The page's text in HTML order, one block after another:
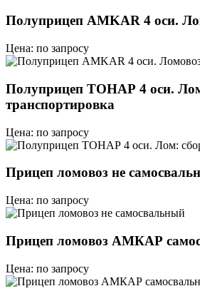
Полуприцеп AMKAR 4 оси.
Цена: по запросу
Полуприцеп ТОНАР 4 оси.
транспортировка
Цена: по запросу
Прицеп ломовоз не
Цена: по запросу
Прицеп ломовоз АМКАР
Цена: по запросу